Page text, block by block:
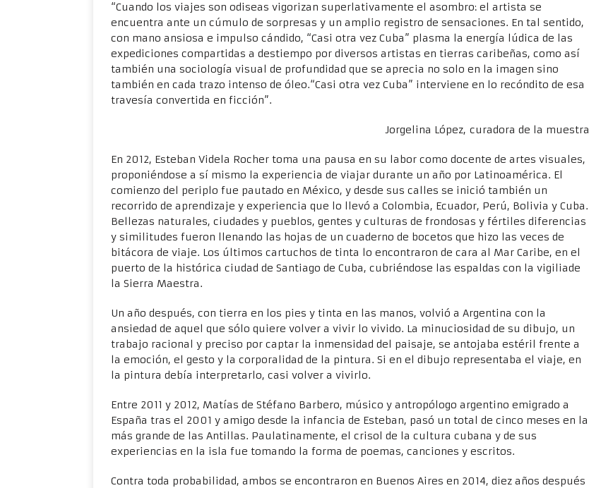
“Cuando los viajes son odiseas vigorizan superlativamente el asombro: el artista se
encuentra ante un cúmulo de sorpresas y un amplio registro de sensaciones. En tal sentido,
con mano ansiosa e impulso cándido, “Casi otra vez Cuba” plasma la energía lúdica de las
expediciones compartidas a destiempo por diversos artistas en tierras caribeñas, como así
también una sociología visual de profundidad que se aprecia no solo en la imagen sino
también en cada trazo intenso de óleo.“Casi otra vez Cuba” interviene en lo recóndito de esa
travesía convertida en ficción”.
Jorgelina López, curadora de la muestra
En 2012, Esteban Videla Rocher toma una pausa en su labor como docente de artes visuales,
proponiéndose a sí mismo la experiencia de viajar durante un año por Latinoamérica. El
comienzo del periplo fue pautado en México, y desde sus calles se inició también un
recorrido de aprendizaje y experiencia que lo llevó a Colombia, Ecuador, Perú, Bolivia y Cuba.
Bellezas naturales, ciudades y pueblos, gentes y culturas de frondosas y fértiles diferencias
y similitudes fueron llenando las hojas de un cuaderno de bocetos que hizo las veces de
bitácora de viaje. Los últimos cartuchos de tinta lo encontraron de cara al Mar Caribe, en el
puerto de la histórica ciudad de Santiago de Cuba, cubriéndose las espaldas con la vigiliade
la Sierra Maestra.
Un año después, con tierra en los pies y tinta en las manos, volvió a Argentina con la
ansiedad de aquel que sólo quiere volver a vivir lo vivido. La minuciosidad de su dibujo, un
trabajo racional y preciso por captar la inmensidad del paisaje, se antojaba estéril frente a
la emoción, el gesto y la corporalidad de la pintura. Si en el dibujo representaba el viaje, en
la pintura debía interpretarlo, casi volver a vivirlo.
Entre 2011 y 2012, Matías de Stéfano Barbero, músico y antropólogo argentino emigrado a
España tras el 2001 y amigo desde la infancia de Esteban, pasó un total de cinco meses en la
más grande de las Antillas. Paulatinamente, el crisol de la cultura cubana y de sus
experiencias en la isla fue tomando la forma de poemas, canciones y escritos.
Contra toda probabilidad, ambos se encontraron en Buenos Aires en 2014, diez años después